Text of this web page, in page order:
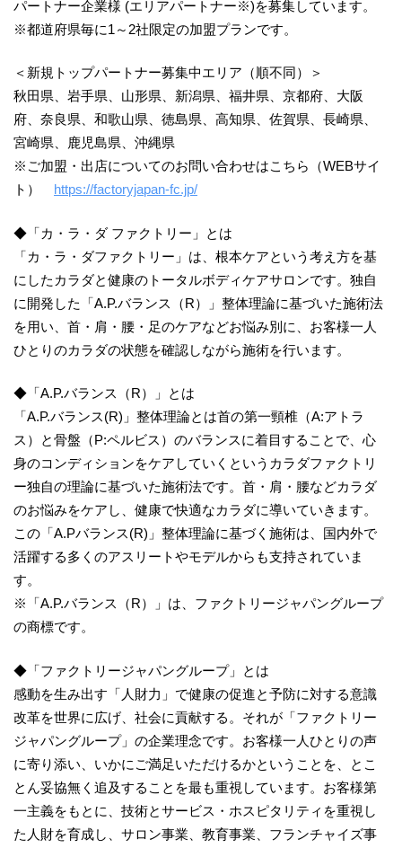
パートナー企業様 (エリアパートナー※)を募集しています。
※都道府県毎に1～2社限定の加盟プランです。
＜新規トップパートナー募集中エリア（順不同）＞
秋田県、岩手県、山形県、新潟県、福井県、京都府、大阪
府、奈良県、和歌山県、徳島県、高知県、佐賀県、長崎県、
宮崎県、鹿児島県、沖縄県
※ご加盟・出店についてのお問い合わせはこちら（WEBサイ
ト） https://factoryjapan-fc.jp/
◆「カ・ラ・ダ ファクトリー」とは
「カ・ラ・ダファクトリー」は、根本ケアという考え方を基
にしたカラダと健康のトータルボディケアサロンです。独自
に開発した「A.P.バランス（R）」整体理論に基づいた施術法
を用い、首・肩・腰・足のケアなどお悩み別に、お客様一人
ひとりのカラダの状態を確認しながら施術を行います。
◆「A.P.バランス（R）」とは
「A.P.バランス(R)」整体理論とは首の第一頸椎（A:アトラ
ス）と骨盤（P:ペルビス）のバランスに着目することで、心
身のコンディションをケアしていくというカラダファクトリ
ー独自の理論に基づいた施術法です。首・肩・腰などカラダ
のお悩みをケアし、健康で快適なカラダに導いていきます。
この「A.Pバランス(R)」整体理論に基づく施術は、国内外で
活躍する多くのアスリートやモデルからも支持されていま
す。
※「A.P.バランス（R）」は、ファクトリージャパングループ
の商標です。
◆「ファクトリージャパングループ」とは
感動を生み出す「人財力」で健康の促進と予防に対する意識
改革を世界に広げ、社会に貢献する。それが「ファクトリー
ジャパングループ」の企業理念です。お客様一人ひとりの声
に寄り添い、いかにご満足いただけるかということを、とこ
とん妥協無く追及することを最も重視しています。お客様第
一主義をもとに、技術とサービス・ホスピタリティを重視し
た人財を育成し、サロン事業、教育事業、フランチャイズ事